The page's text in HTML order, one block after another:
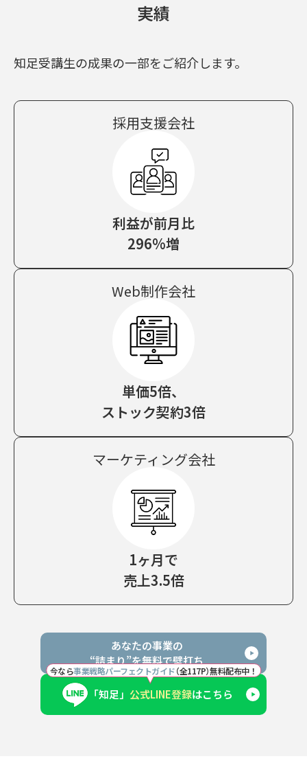
実績
知足受講生の成果の一部をご紹介します。
採用支援会社
利益が前月比
296%増
Web制作会社
単価5倍、
ストック契約3倍
マーケティング会社
1ヶ月で
売上3.5倍
あなたの事業の
“詰まり”を無料で壁打ち
今なら事業戦略パーフェクトガイド（全117P）無料配布中！
「知足」 公式LINE登録はこちら